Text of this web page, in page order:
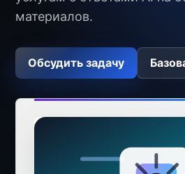
материалов.
Обсудить задачу